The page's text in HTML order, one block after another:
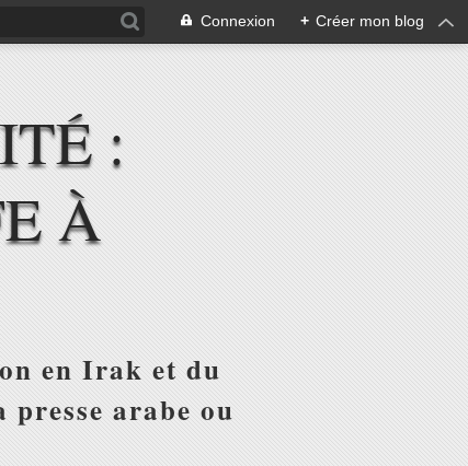
Connexion + Créer mon blog
:
À
en Irak et du
arabe ou